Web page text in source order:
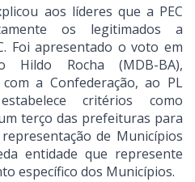
aos líderes que a PEC
os legitimados a
Foi apresentado o voto em
Hildo Rocha (MDB-BA),
a Confederação, ao PL
critérios como
terço das prefeituras para
de Municípios
entidade que represente
específico dos Municípios.